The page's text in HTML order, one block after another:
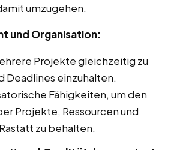
umzugehen.
und Organisation:
Projekte gleichzeitig zu
Deadlines einzuhalten.
Fähigkeiten, um den
Projekte, Ressourcen und
zu behalten.